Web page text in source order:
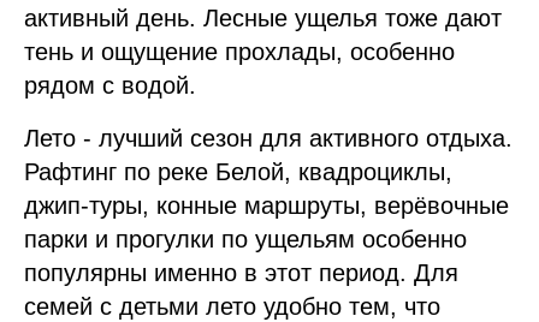
активный день. Лесные ущелья тоже дают
тень и ощущение прохлады, особенно
рядом с водой.
Лето - лучший сезон для активного отдыха.
Рафтинг по реке Белой, квадроциклы,
джип-туры, конные маршруты, верёвочные
парки и прогулки по ущельям особенно
популярны именно в этот период. Для
семей с детьми лето удобно тем, что